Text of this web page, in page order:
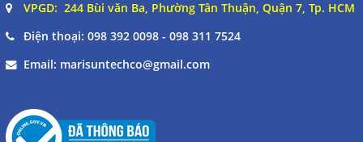
VPGD: 244 Bùi văn Ba, Phường Tân Thuận, Quận 7, Tp. HCM
Điện thoại: 098 392 0098 - 098 311 7524
Email: marisuntechco@gmail.com